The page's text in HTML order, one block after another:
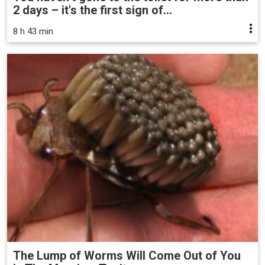
2 days – it's the first sign of...
8 h 43 min
The Lump of Worms Will Come Out of You